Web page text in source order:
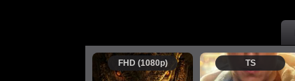
FHD (1080p) TS